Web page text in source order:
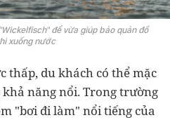
để vừa giúp bảo quản đồ
xuống nước
thấp, du khách có thể mặc
năng nổi. Trong trường
"bơi đi làm" nổi tiếng của